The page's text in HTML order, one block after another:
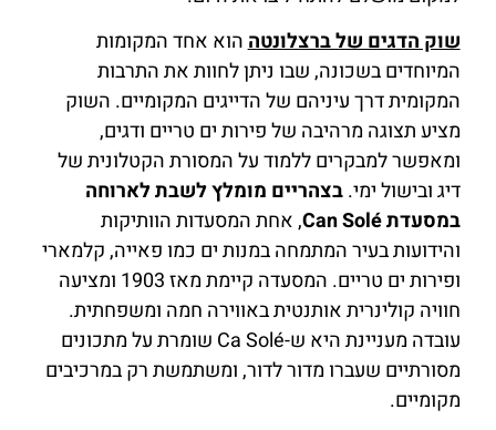
שוק הדגים של ברצלונטההוא אחד המקומות
המיוחדים בשכונה, שבו ניתן לחוות את התרבות
המקומית דרך עיניהם של הדייגים המקומיים. השוק
מציע תצוגה מרהיבה של פירות ים טריים ודגים,
ומאפשר למבקרים ללמוד על המסורת הקטלונית של
דיג ובישול ימי.בצהריים מומלץ לשבת לארוחה
במסעדת Can Solé
, אחת המסעדות הוותיקות
והידועות בעיר המתמחה במנות ים כמו פאייה, קלמארי
ופירות ים טריים. המסעדה קיימת מאז 1903 ומציעה
חוויה קולינרית אותנטית באווירה חמה ומשפחתית.
עובדה מעניינת היא ש-Ca Solé שומרת על מתכונים
מסורתיים שעברו מדור לדור, ומשתמשת רק במרכיבים
מקומיים.